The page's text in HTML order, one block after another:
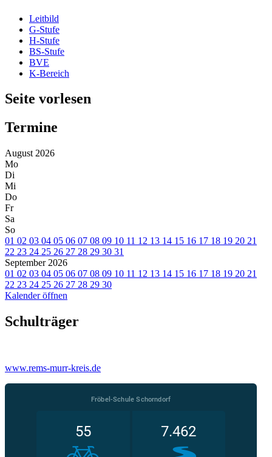
Leitbild
G-Stufe
H-Stufe
BS-Stufe
BVE
K-Bereich
Seite vorlesen
Termine
August 2026
Mo
Di
Mi
Do
Fr
Sa
So
01 02 03 04 05 06 07 08 09 10 11 12 13 14 15 16 17 18 19 20 21
22 23 24 25 26 27 28 29 30 31
September 2026
01 02 03 04 05 06 07 08 09 10 11 12 13 14 15 16 17 18 19 20 21
22 23 24 25 26 27 28 29 30
Kalender öffnen
Schulträger
www.rems-murr-kreis.de